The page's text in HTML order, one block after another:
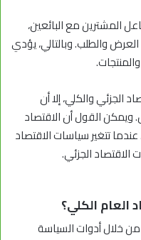
المشترين مع البائعين،
والطلب. وبالتالي، يؤدي
الجزئي والكلي، إلا أن
القول أن الاقتصاد
تتغير سياسات الاقتصاد
الاقتصاد الجزئي.
العام الكلي؟
من خلال أدوات السياسة